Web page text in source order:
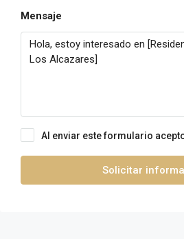
Mensaje
Al enviar este formulario
Solicitar